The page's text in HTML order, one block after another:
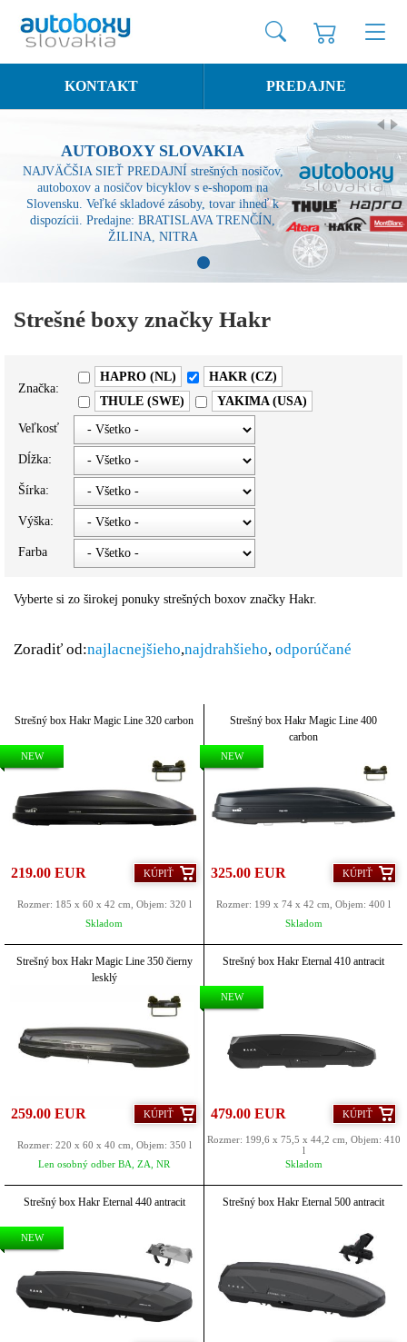
KONTAKT PREDAJNE
AUTOBOXY SLOVAKIA
NAJVÄČŠIA SIEŤ PREDAJNÍ strešných nosičov,
autoboxov a nosičov bicyklov s e-shopom na
Slovensku. Veľké skladové zásoby, tovar ihneď k
dispozícii. Predajne: BRATISLAVA TRENČÍN,
ŽILINA, NITRA
Strešné boxy značky Hakr
Značka:
HAPRO (NL)
HAKR (CZ)
THULE (SWE)
YAKIMA (USA)
Veľkosť
Dĺžka:
Šírka:
Výška:
Farba
Vyberte si zo širokej ponuky strešných boxov značky Hakr.
Zoradiť od:najlacnejšieho,najdrahšieho, odporúčané
NEW
Strešný box Hakr Magic Line 320 carbon
219.00 EUR KÚPIŤ
Rozmer: 185 x 60 x 42 cm, Objem: 320 l
Skladom
NEW
Strešný box Hakr Magic Line 400
carbon
325.00 EUR KÚPIŤ
Rozmer: 199 x 74 x 42 cm, Objem: 400 l
Skladom
Strešný box Hakr Magic Line 350 čierny
lesklý
259.00 EUR KÚPIŤ
Rozmer: 220 x 60 x 40 cm, Objem: 350 l
Len osobný odber BA, ZA, NR
NEW
Strešný box Hakr Eternal 410 antracit
479.00 EUR KÚPIŤ
Rozmer: 199,6 x 75,5 x 44,2 cm, Objem: 410
l
Skladom
NEW
Strešný box Hakr Eternal 440 antracit Strešný box Hakr Eternal 500 antracit